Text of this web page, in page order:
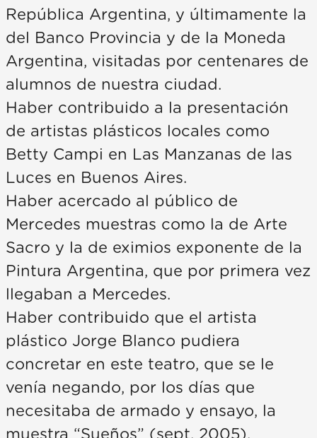
República Argentina, y últimamente la
del Banco Provincia y de la Moneda
Argentina, visitadas por centenares de
alumnos de nuestra ciudad.
Haber contribuido a la presentación
de artistas plásticos locales como
Betty Campi en Las Manzanas de las
Luces en Buenos Aires.
Haber acercado al público de
Mercedes muestras como la de Arte
Sacro y la de eximios exponente de la
Pintura Argentina, que por primera vez
llegaban a Mercedes.
Haber contribuido que el artista
plástico Jorge Blanco pudiera
concretar en este teatro, que se le
venía negando, por los días que
necesitaba de armado y ensayo, la
muestra “Sueños” (sept. 2005).